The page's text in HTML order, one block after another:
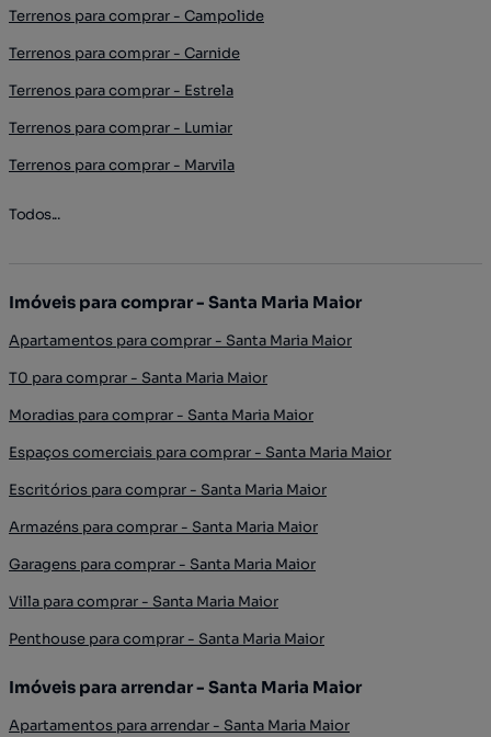
Terrenos para comprar - Campolide
Terrenos para comprar - Carnide
Terrenos para comprar - Estrela
Terrenos para comprar - Lumiar
Terrenos para comprar - Marvila
Todos...
Imóveis para comprar - Santa Maria Maior
Apartamentos para comprar - Santa Maria Maior
T0 para comprar - Santa Maria Maior
Moradias para comprar - Santa Maria Maior
Espaços comerciais para comprar - Santa Maria Maior
Escritórios para comprar - Santa Maria Maior
Armazéns para comprar - Santa Maria Maior
Garagens para comprar - Santa Maria Maior
Villa para comprar - Santa Maria Maior
Penthouse para comprar - Santa Maria Maior
Imóveis para arrendar - Santa Maria Maior
Apartamentos para arrendar - Santa Maria Maior